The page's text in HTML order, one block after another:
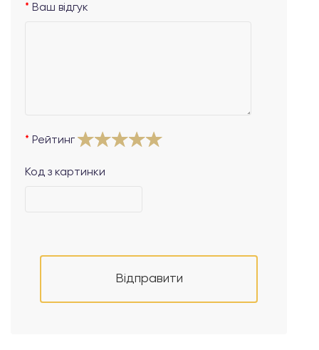
Ваш відгук
Рейтинг
Код з картинки
Відправити